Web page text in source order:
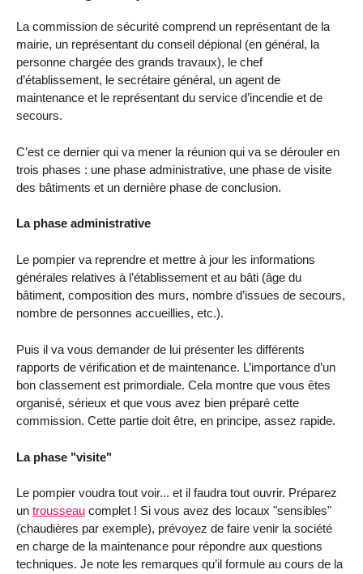
La commission de sécurité comprend un représentant de la
mairie, un représentant du conseil dépional (en général, la
personne chargée des grands travaux), le chef
d’établissement, le secrétaire général, un agent de
maintenance et le représentant du service d’incendie et de
secours.
C’est ce dernier qui va mener la réunion qui va se dérouler en
trois phases : une phase administrative, une phase de visite
des bâtiments et un dernière phase de conclusion.
La phase administrative
Le pompier va reprendre et mettre à jour les informations
générales relatives à l’établissement et au bâti (âge du
bâtiment, composition des murs, nombre d’issues de secours,
nombre de personnes accueillies, etc.).
Puis il va vous demander de lui présenter les différents
rapports de vérification et de maintenance. L’importance d’un
bon classement est primordiale. Cela montre que vous êtes
organisé, sérieux et que vous avez bien préparé cette
commission. Cette partie doit être, en principe, assez rapide.
La phase "visite"
Le pompier voudra tout voir... et il faudra tout ouvrir. Préparez
un trousseau complet ! Si vous avez des locaux "sensibles"
(chaudières par exemple), prévoyez de faire venir la société
en charge de la maintenance pour répondre aux questions
techniques. Je note les remarques qu’il formule au cours de la